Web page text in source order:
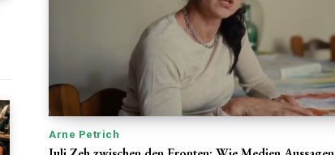
Arne Petrich